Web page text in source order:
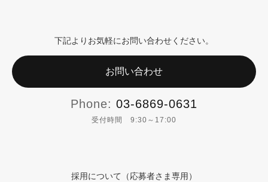
下記よりお気軽にお問い合わせください。
お問い合わせ
Phone: 03-6869-0631
受付時間 9:30～17:00
採用について（応募者さま専用）